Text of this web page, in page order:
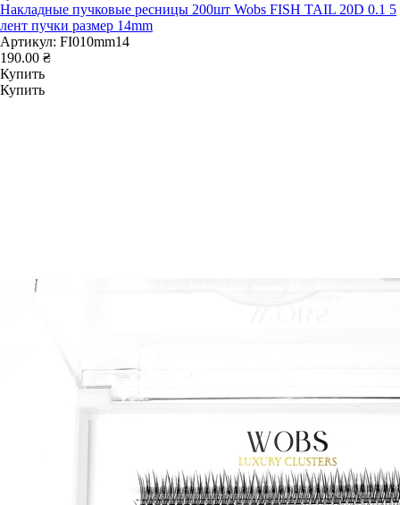
Накладные пучковые ресницы 200шт Wobs FISH TAIL 20D 0.1 5
лент пучки размер 14mm
Артикул: FI010mm14
190.00 ₴
Купить
Купить